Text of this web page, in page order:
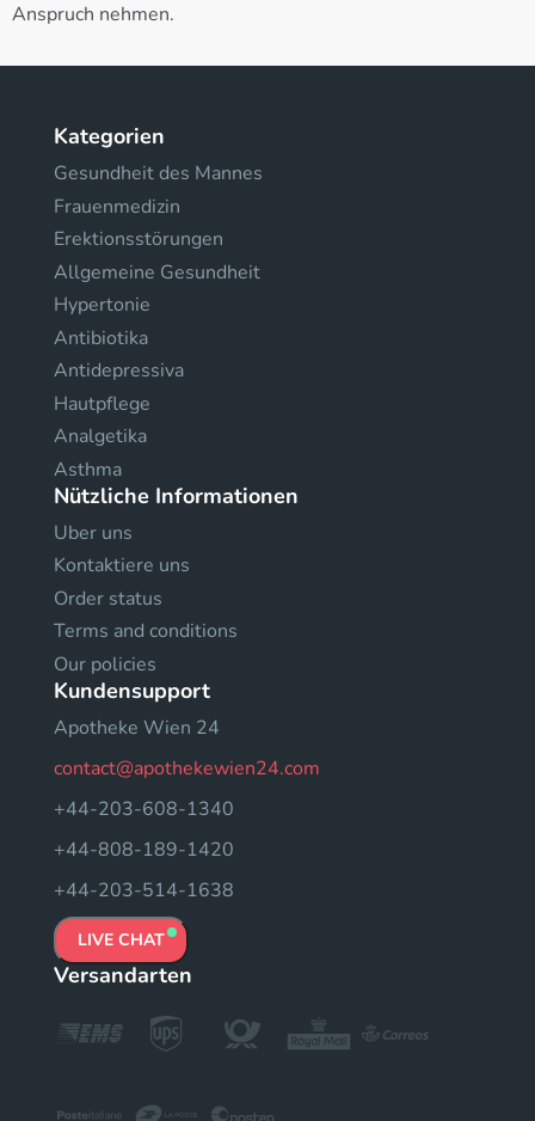
Anspruch nehmen.
Kategorien
Gesundheit des Mannes
Frauenmedizin
Erektionsstörungen
Allgemeine Gesundheit
Hypertonie
Antibiotika
Antidepressiva
Hautpflege
Analgetika
Asthma
Nützliche Informationen
Uber uns
Kontaktiere uns
Order status
Terms and conditions
Our policies
Kundensupport
Apotheke Wien 24
contact@apothekewien24.com
+44-203-608-1340
+44-808-189-1420
+44-203-514-1638
LIVE CHAT
Versandarten